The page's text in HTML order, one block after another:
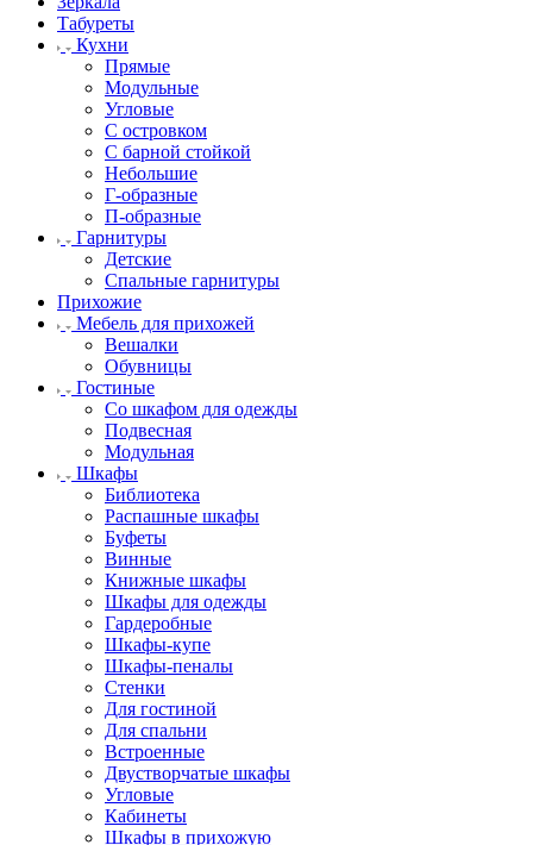
Табуреты
Кухни
Прямые
Модульные
Угловые
С островком
С барной стойкой
Небольшие
Г-образные
П-образные
Гарнитуры
Детские
Спальные гарнитуры
Прихожие
Мебель для прихожей
Вешалки
Обувницы
Гостиные
Со шкафом для одежды
Подвесная
Модульная
Шкафы
Библиотека
Распашные шкафы
Буфеты
Винные
Книжные шкафы
Шкафы для одежды
Гардеробные
Шкафы-купе
Шкафы-пеналы
Стенки
Для гостиной
Для спальни
Встроенные
Двустворчатые шкафы
Угловые
Кабинеты
Шкафы в прихожую